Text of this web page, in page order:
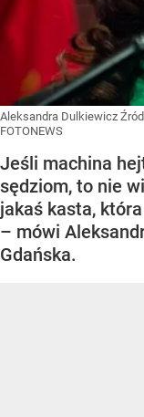
Aleksandra Dulkiewicz
FOTONEWS
Jeśli machina
sędziom, to nie
jakaś kasta,
– mówi
Gdańska.